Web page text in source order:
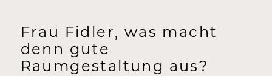
Frau Fidler, was macht
denn gute
Raumgestaltung aus?